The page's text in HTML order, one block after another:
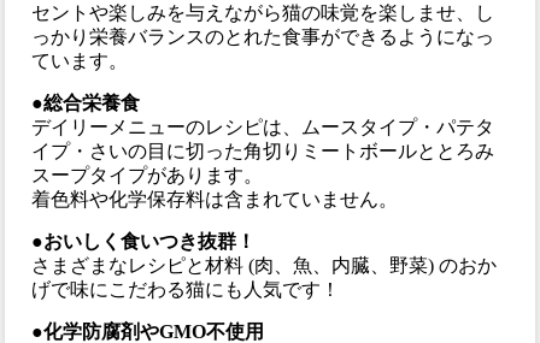
セントや楽しみを与えながら猫の味覚を楽しませ、し
っかり栄養バランスのとれた食事ができるようになっ
ています。
●総合栄養食
デイリーメニューのレシピは、ムースタイプ・パテタ
イプ・さいの目に切った角切りミートボールととろみ
スープタイプがあります。
着色料や化学保存料は含まれていません。
●おいしく食いつき抜群！
さまざまなレシピと材料 (肉、魚、内臓、野菜) のおか
げで味にこだわる猫にも人気です！
●化学防腐剤やGMO不使用